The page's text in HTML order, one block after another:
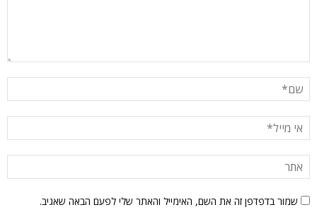
שמור בדפדפן זה את השם, האימייל והאתר שלי לפעם הבאה שאגיב.